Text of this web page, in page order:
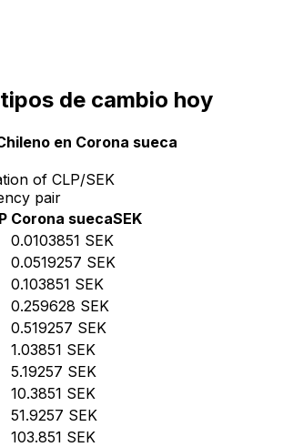
de cambio hoy
en Corona sueca
of CLP/SEK
pair
Corona suecaSEK
0.0103851 SEK
0.0519257 SEK
0.103851 SEK
0.259628 SEK
0.519257 SEK
1.03851 SEK
5.19257 SEK
10.3851 SEK
51.9257 SEK
103.851 SEK